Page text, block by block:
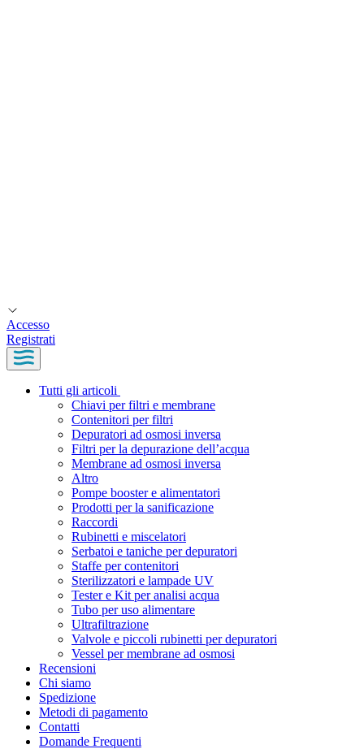
Accesso
Registrati
Tutti gli articoli
Chiavi per filtri e membrane
Contenitori per filtri
Depuratori ad osmosi inversa
Filtri per la depurazione dell’acqua
Membrane ad osmosi inversa
Altro
Pompe booster e alimentatori
Prodotti per la sanificazione
Raccordi
Rubinetti e miscelatori
Serbatoi e taniche per depuratori
Staffe per contenitori
Sterilizzatori e lampade UV
Tester e Kit per analisi acqua
Tubo per uso alimentare
Ultrafiltrazione
Valvole e piccoli rubinetti per depuratori
Vessel per membrane ad osmosi
Recensioni
Chi siamo
Spedizione
Metodi di pagamento
Contatti
Domande Frequenti